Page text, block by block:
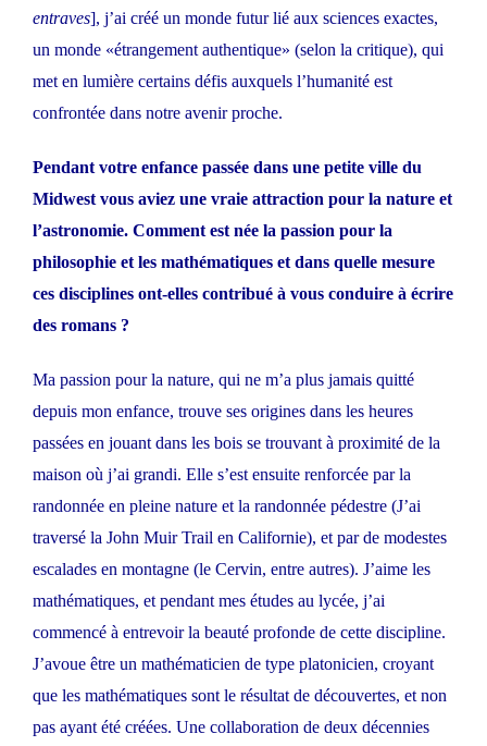
entraves], j’ai créé un monde futur lié aux sciences exactes,
un monde «étrangement authentique» (selon la critique), qui
met en lumière certains défis auxquels l’humanité est
confrontée dans notre avenir proche.
Pendant votre enfance passée dans une petite ville du
Midwest vous aviez une vraie attraction pour la nature et
l’astronomie. Comment est née la passion pour la
philosophie et les mathématiques et dans quelle mesure
ces disciplines ont-elles contribué à vous conduire à écrire
des romans ?
Ma passion pour la nature, qui ne m’a plus jamais quitté
depuis mon enfance, trouve ses origines dans les heures
passées en jouant dans les bois se trouvant à proximité de la
maison où j’ai grandi. Elle s’est ensuite renforcée par la
randonnée en pleine nature et la randonnée pédestre (J’ai
traversé la John Muir Trail en Californie), et par de modestes
escalades en montagne (le Cervin, entre autres). J’aime les
mathématiques, et pendant mes études au lycée, j’ai
commencé à entrevoir la beauté profonde de cette discipline.
J’avoue être un mathématicien de type platonicien, croyant
que les mathématiques sont le résultat de découvertes, et non
pas ayant été créées. Une collaboration de deux décennies